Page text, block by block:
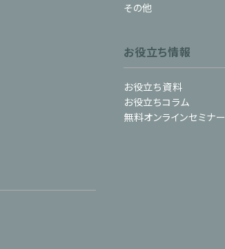
その他
お役立ち情報
お役立ち資料
お役立ちコラム
無料オンラインセミナー